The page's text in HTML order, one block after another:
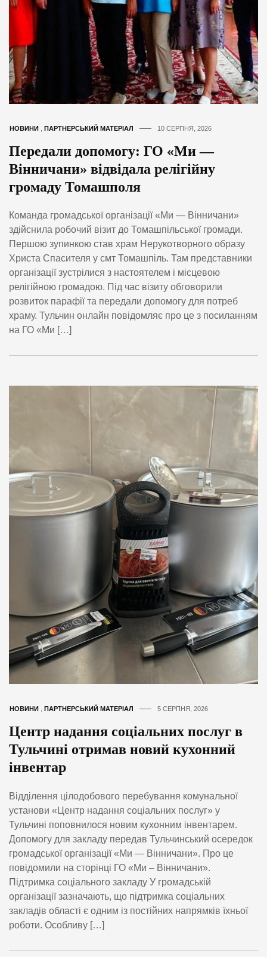
НОВИНИ ПАРТНЕРСЬКИЙ МАТЕРІАЛ 10 СЕРПНЯ, 2026
Передали допомогу: ГО «Ми —
Вінничани» відвідала релігійну
громаду Томашполя
Команда громадської організації «Ми — Вінничани»
здійснила робочий візит до Томашпільської громади.
Першою зупинкою став храм Нерукотворного образу
Христа Спасителя у смт Томашпіль. Там представники
організації зустрілися з настоятелем і місцевою
релігійною громадою. Під час візиту обговорили
розвиток парафії та передали допомогу для потреб
храму. Тульчин онлайн повідомляє про це з посиланням
на ГО «Ми […]
НОВИНИ ПАРТНЕРСЬКИЙ МАТЕРІАЛ 5 СЕРПНЯ, 2026
Центр надання соціальних послуг в
Тульчині отримав новий кухонний
інвентар
Відділення цілодобового перебування комунальної
установи «Центр надання соціальних послуг» у
Тульчині поповнилося новим кухонним інвентарем.
Допомогу для закладу передав Тульчинський осередок
громадської організації «Ми — Вінничани». Про це
повідомили на сторінці ГО «Ми – Вінничани».
Підтримка соціального закладу У громадській
організації зазначають, що підтримка соціальних
закладів області є одним із постійних напрямків їхньої
роботи. Особливу […]